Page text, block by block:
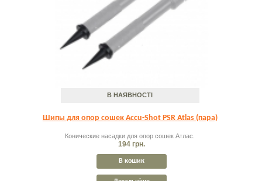
В НАЯВНОСТІ
Шипы для опор сошек Accu-Shot PSR Atlas (пара)
Конические насадки для опор сошек Атлас.
194 грн.
В кошик